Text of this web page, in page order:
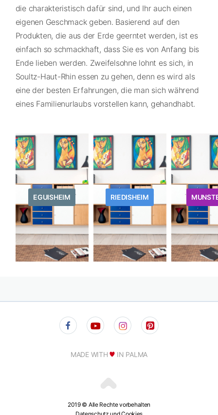
die charakteristisch dafür sind, und Ihr auch einen
eigenen Geschmack geben. Basierend auf den
Produkten, die aus der Erde geerntet werden, ist es
einfach so schmackhaft, dass Sie es von Anfang bis
Ende lieben werden. Zweifelsohne lohnt es sich, in
Soultz-Haut-Rhin essen zu gehen, denn es wird als
eine der besten Erfahrungen, die man sich während
eines Familienurlaubs vorstellen kann, gehandhabt.
EGUISHEIM RIEDISHEIM
2019 © Alle Rechte vorbehalten
MADE WITH IN PALMA